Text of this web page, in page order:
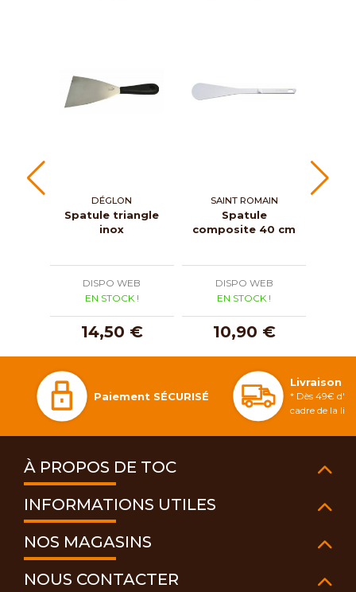
DÉGLON
Spatule triangle
inox
DISPO WEB
EN STOCK !
14,50 €
SAINT ROMAIN
Spatule
composite 40 cm
DISPO WEB
EN STOCK !
10,90 €
Paiement SÉCURISÉ
Livraison
* Dès 49€
cadre de la
À PROPOS DE TOC
INFORMATIONS UTILES
NOS MAGASINS
NOUS CONTACTER